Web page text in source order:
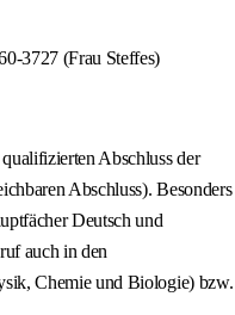
3727 (Frau Steffes)
Abschluss der
Abschluss). Besonders
Deutsch und
auch in den
Chemie und Biologie) bzw.